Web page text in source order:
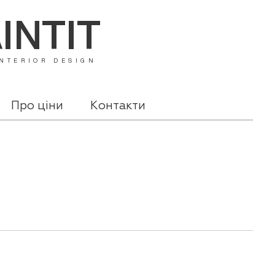
DESIGN
Про ціни Контакти